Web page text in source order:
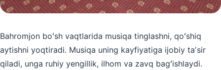
Bahromjon boʻsh vaqtlarida musiqa tinglashni, qoʻshiq
aytishni yoqtiradi. Musiqa uning kayfiyatiga ijobiy taʼsir
qiladi, unga ruhiy yengillik, ilhom va zavq bagʻishlaydi.